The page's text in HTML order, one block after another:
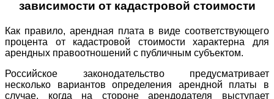
зависимости от кадастровой стоимости
Как правило, арендная плата в виде соответствующего
процента от кадастровой стоимости характерна для
арендных правоотношений с публичным субъектом.
Российское законодательство предусматривает
несколько вариантов определения арендной платы в
случае, когда на стороне арендодателя выступает